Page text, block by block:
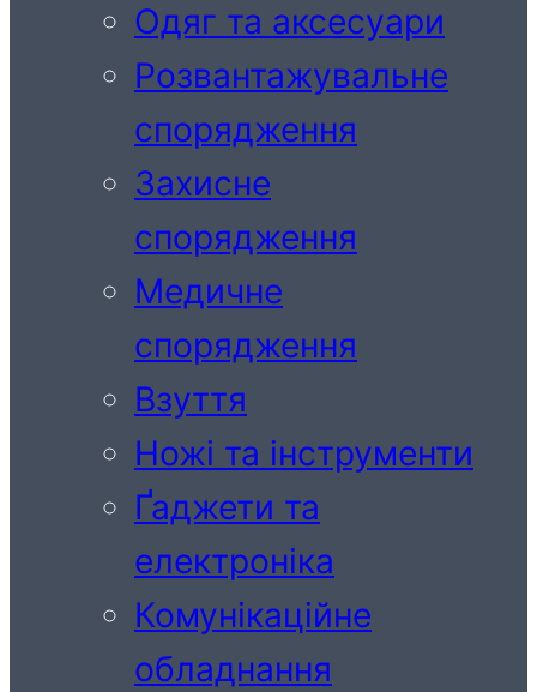
Одяг та аксесуари
Розвантажувальне
спорядження
Захисне
спорядження
Медичне
спорядження
Взуття
Ножі та інструменти
Ґаджети та
електроніка
Комунікаційне
обладнання